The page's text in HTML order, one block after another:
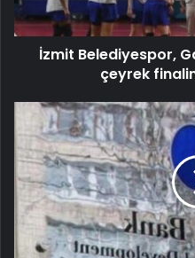
İzmit Belediyespor,
çeyrek